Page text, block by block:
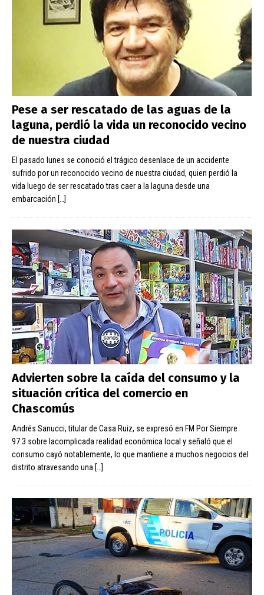
Pese a ser rescatado de las aguas de la
laguna, perdió la vida un reconocido vecino
de nuestra ciudad
El pasado lunes se conoció el trágico desenlace de un accidente
sufrido por un reconocido vecino de nuestra ciudad, quien perdió la
vida luego de ser rescatado tras caer a la laguna desde una
embarcación […]
Advierten sobre la caída del consumo y la
situación crítica del comercio en
Chascomús
Andrés Sanucci, titular de Casa Ruiz, se expresó en FM Por Siempre
97.3 sobre lacomplicada realidad económica local y señaló que el
consumo cayó notablemente, lo que mantiene a muchos negocios del
distrito atravesando una […]